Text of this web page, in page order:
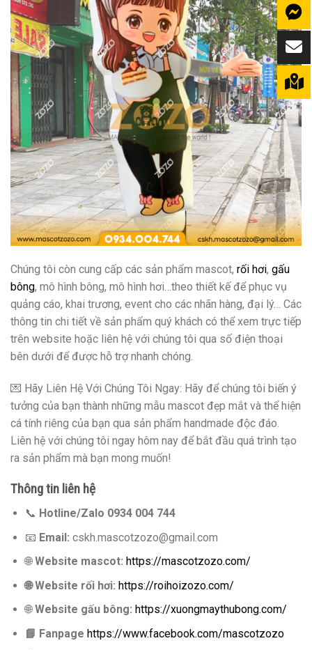
Chúng tôi còn cung cấp các sản phẩm mascot, rối hơi, gấu
bông, mô hình bông, mô hình hơi…theo thiết kế để phục vụ
quảng cáo, khai trương, event cho các nhãn hàng, đại lý… Các
thông tin chi tiết về sản phẩm quý khách có thể xem trực tiếp
trên website hoặc liên hệ với chúng tôi qua số điện thoại
bên dưới để được hỗ trợ nhanh chóng.
💌 Hãy Liên Hệ Với Chúng Tôi Ngay: Hãy để chúng tôi biến ý
tưởng của bạn thành những mẫu mascot đẹp mắt và thể hiện
cá tính riêng của bạn qua sản phẩm handmade độc đáo.
Liên hệ với chúng tôi ngay hôm nay để bắt đầu quá trình tạo
ra sản phẩm mà bạn mong muốn!
Thông tin liên hệ
📞 Hotline/Zalo 0934 004 744
📧 Email: cskh.mascotzozo@gmail.com
🌐Website mascot: https://mascotzozo.com/
🌐 Website rối hơi: https://roihoizozo.com/
🌐Website gấu bông: https://xuongmaythubong.com/
📘 Fanpage https://www.facebook.com/mascotzozo